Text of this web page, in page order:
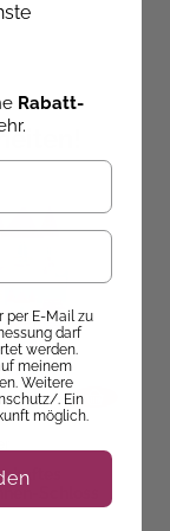
Rabatt-
per E-Mail zu
darf
werden.
meinem
Weitere
. Ein
möglich.